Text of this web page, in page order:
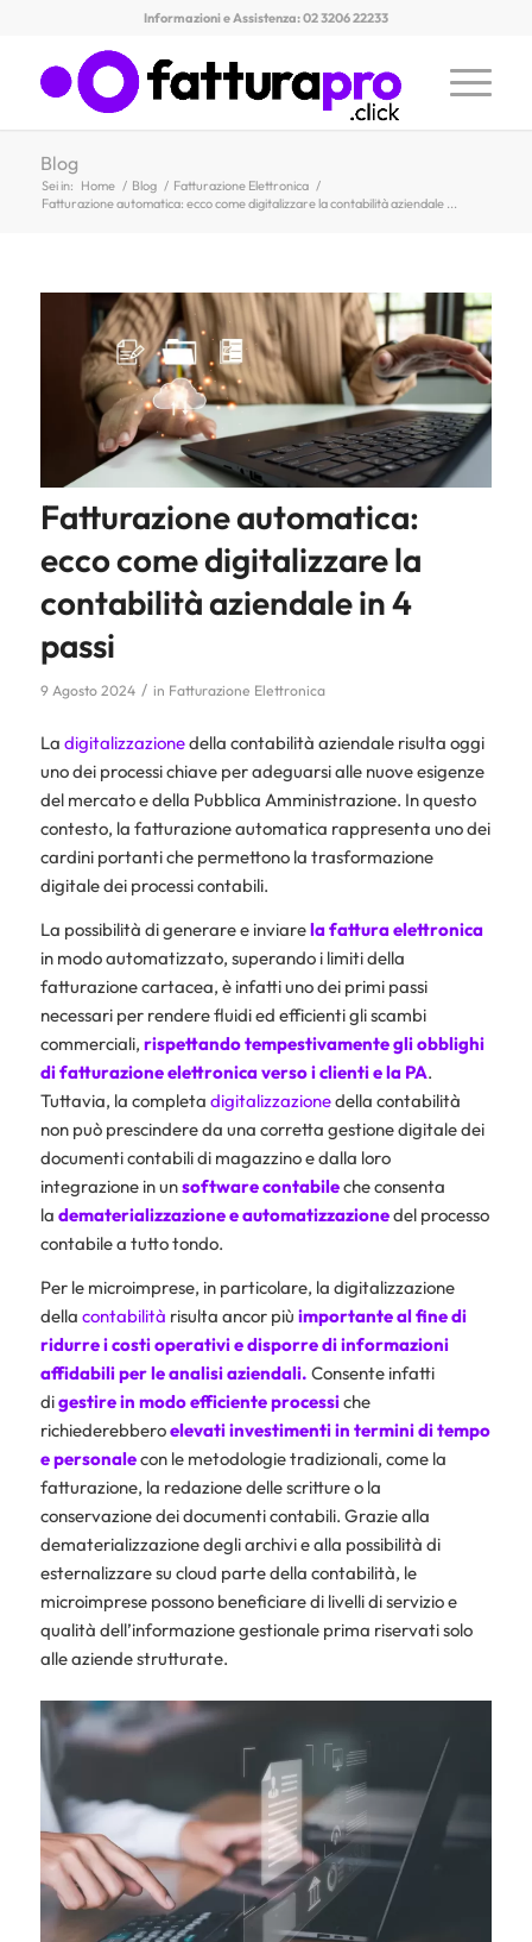
Informazioni e Assistenza: 02 3206 22233
Blog
Sei in: Home / Blog / Fatturazione Elettronica /
Fatturazione automatica: ecco come digitalizzare la contabilità aziendale ...
Fatturazione automatica:
ecco come digitalizzare la
contabilità aziendale in 4
passi
9 Agosto 2024 / in Fatturazione Elettronica
La digitalizzazionedella contabilità aziendale risulta oggi
uno dei processi chiave per adeguarsi alle nuove esigenze
del mercato e della Pubblica Amministrazione. In questo
contesto, la fatturazione automatica rappresenta uno dei
cardini portanti che permettono la trasformazione
digitale dei processi contabili.
La possibilità di generare e inviarela fattura elettronica
in modo automatizzato, superando i limiti della
fatturazione cartacea, è infatti uno dei primi passi
necessari per rendere fluidi ed efficienti gli scambi
commerciali, rispettando tempestivamente gli obblighi
di fatturazione elettronica verso i clienti e la PA.
Tuttavia, la completa digitalizzazionedella contabilità
non può prescindere da una corretta gestione digitale dei
documenti contabili di magazzino e dalla loro
integrazione in unsoftware contabileche consenta
la dematerializzazione eautomatizzazionedel processo
contabile a tutto tondo.
Per le microimprese, in particolare, la digitalizzazione
della contabilità risulta ancor più importante al fine di
ridurre i costi operativi e disporre di informazioni
affidabili per le analisi aziendali. Consente infatti
digestire in modo efficiente processiche
richiederebberoelevati investimenti in termini di tempo
e personalecon le metodologie tradizionali, come la
fatturazione, la redazione delle scritture o la
conservazione dei documenti contabili. Grazie alla
dematerializzazione degli archivi e alla possibilità di
esternalizzare su cloud parte della contabilità, le
microimprese possono beneficiare di livelli di servizio e
qualità dell’informazione gestionale prima riservati solo
alle aziende strutturate.